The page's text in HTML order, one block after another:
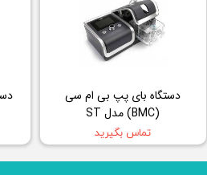
دستگاه بای پپ بی ام سی
(BMC) مدل ST
تماس بگیرید